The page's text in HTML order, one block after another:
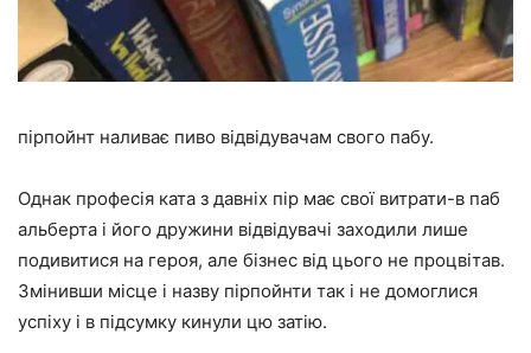
пірпойнт наливає пиво відвідувачам свого пабу.
Однак професія ката з давніх пір має свої витрати-в паб
альберта і його дружини відвідувачі заходили лише
подивитися на героя, але бізнес від цього не процвітав.
Змінивши місце і назву пірпойнти так і не домоглися
успіху і в підсумку кинули цю затію.